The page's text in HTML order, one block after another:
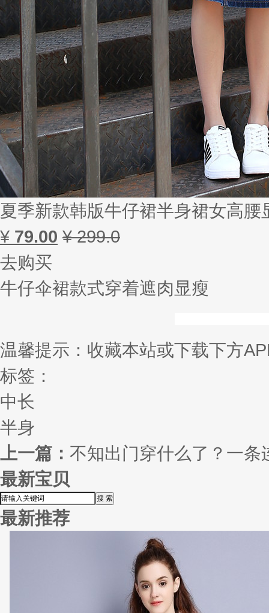
夏季新款韩版牛仔裙半身裙女高
¥ 79.00 ¥ 299.0
去购买
牛仔伞裙款式穿着遮肉显瘦
温馨提示：收藏本站或下载下方
标签：
中长
半身
上一篇： 不知出门穿什么了？一条
最新宝贝
最新推荐